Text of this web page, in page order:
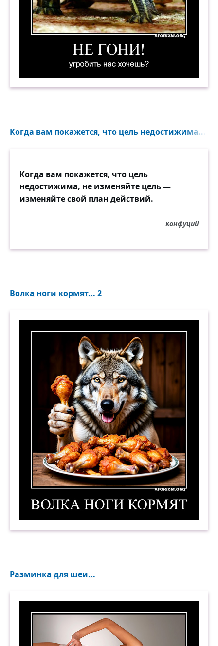
Когда вам покажется, что цель недостижима...
Когда вам покажется, что цель
недостижима, не изменяйте цель —
изменяйте свой план действий.
Конфуций
Волка ноги кормят... 2
Разминка для шеи...